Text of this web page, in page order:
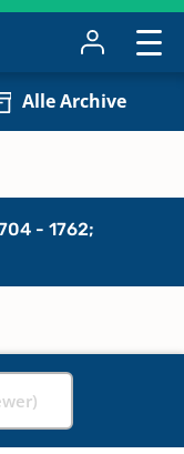
Alle Archive
- 1762;